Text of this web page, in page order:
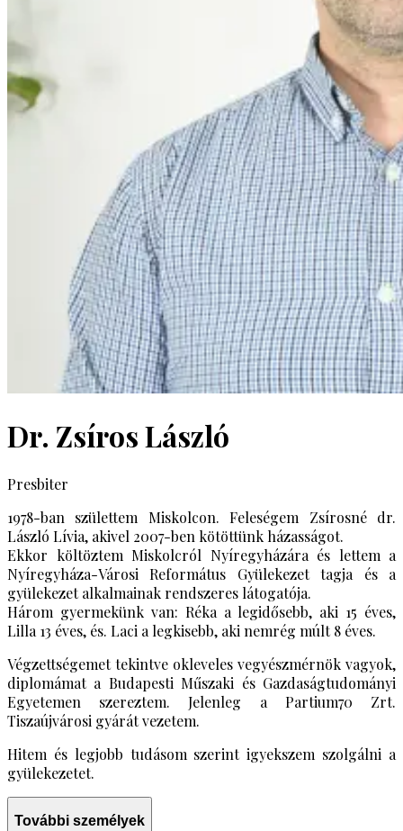
Dr. Zsíros László
Presbiter
1978-ban születtem Miskolcon. Feleségem Zsírosné dr.
László Lívia, akivel 2007-ben kötöttünk házasságot.
Ekkor költöztem Miskolcról Nyíregyházára és lettem a
Nyíregyháza-Városi Református Gyülekezet tagja és a
gyülekezet alkalmainak rendszeres látogatója.
Három gyermekünk van: Réka a legidősebb, aki 15 éves,
Lilla 13 éves, és. Laci a legkisebb, aki nemrég múlt 8 éves.
Végzettségemet tekintve okleveles vegyészmérnök vagyok,
diplomámat a Budapesti Műszaki és Gazdaságtudományi
Egyetemen szereztem. Jelenleg a Partium70 Zrt.
Tiszaújvárosi gyárát vezetem.
Hitem és legjobb tudásom szerint igyekszem szolgálni a
gyülekezetet.
További személyek